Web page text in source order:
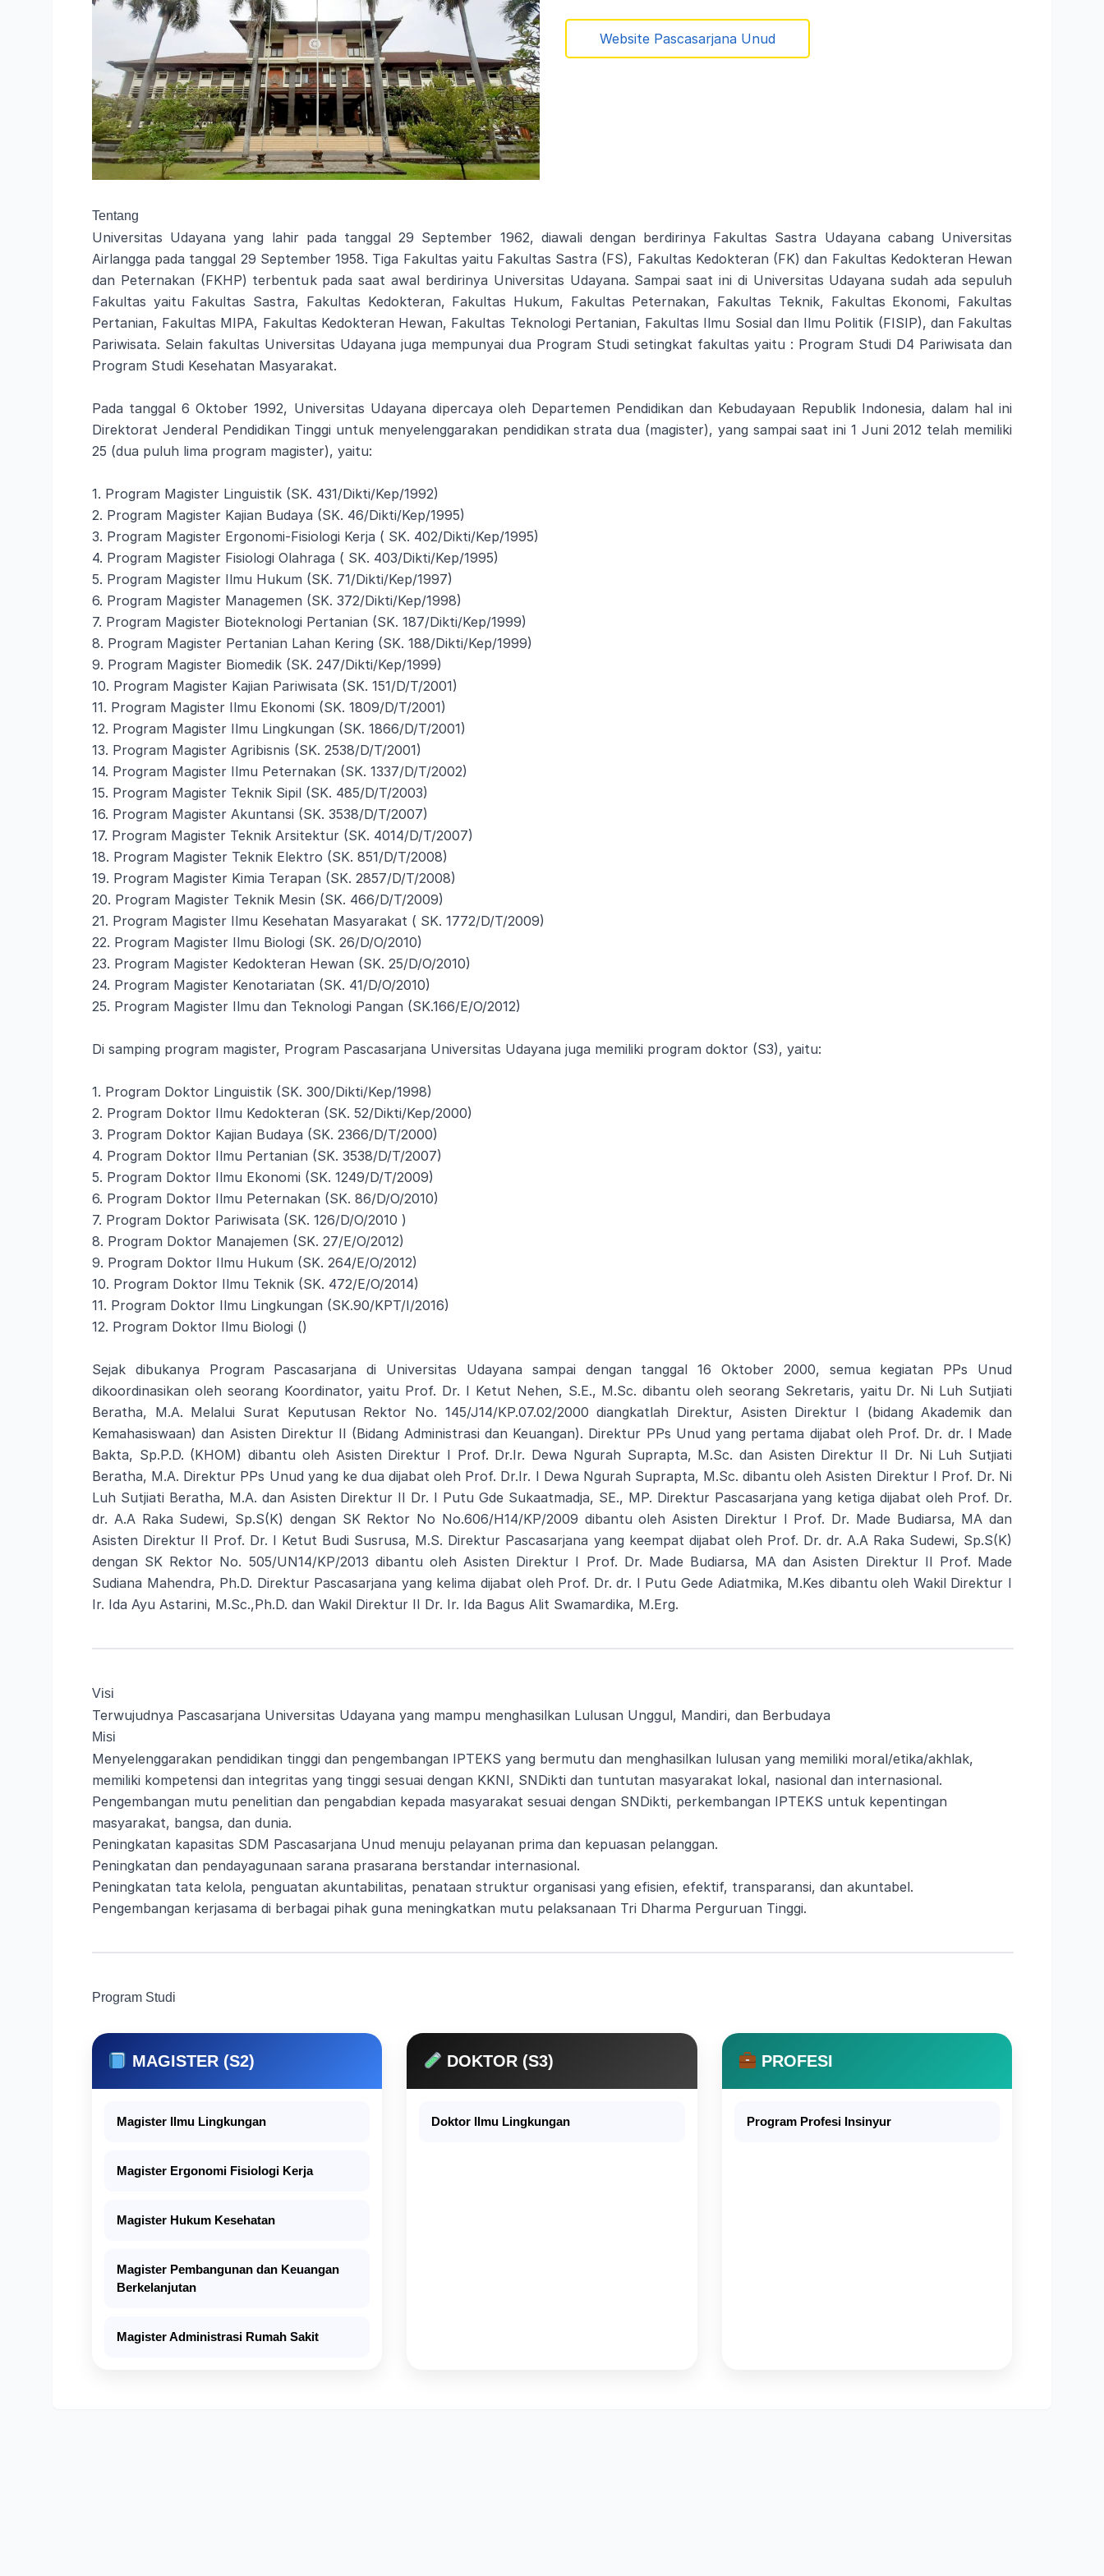
Website Pascasarjana Unud
Tentang
Universitas Udayana yang lahir pada tanggal 29 September 1962, diawali dengan berdirinya Fakultas Sastra Udayana cabang Universitas
Airlangga pada tanggal 29 September 1958. Tiga Fakultas yaitu Fakultas Sastra (FS), Fakultas Kedokteran (FK) dan Fakultas Kedokteran Hewan
dan Peternakan (FKHP) terbentuk pada saat awal berdirinya Universitas Udayana. Sampai saat ini di Universitas Udayana sudah ada sepuluh
Fakultas yaitu Fakultas Sastra, Fakultas Kedokteran, Fakultas Hukum, Fakultas Peternakan, Fakultas Teknik, Fakultas Ekonomi, Fakultas
Pertanian, Fakultas MIPA, Fakultas Kedokteran Hewan, Fakultas Teknologi Pertanian, Fakultas Ilmu Sosial dan Ilmu Politik (FISIP), dan Fakultas
Pariwisata. Selain fakultas Universitas Udayana juga mempunyai dua Program Studi setingkat fakultas yaitu : Program Studi D4 Pariwisata dan
Program Studi Kesehatan Masyarakat.
Pada tanggal 6 Oktober 1992, Universitas Udayana dipercaya oleh Departemen Pendidikan dan Kebudayaan Republik Indonesia, dalam hal ini
Direktorat Jenderal Pendidikan Tinggi untuk menyelenggarakan pendidikan strata dua (magister), yang sampai saat ini 1 Juni 2012 telah memiliki
25 (dua puluh lima program magister), yaitu:
1. Program Magister Linguistik (SK. 431/Dikti/Kep/1992)
2. Program Magister Kajian Budaya (SK. 46/Dikti/Kep/1995)
3. Program Magister Ergonomi-Fisiologi Kerja ( SK. 402/Dikti/Kep/1995)
4. Program Magister Fisiologi Olahraga ( SK. 403/Dikti/Kep/1995)
5. Program Magister Ilmu Hukum (SK. 71/Dikti/Kep/1997)
6. Program Magister Managemen (SK. 372/Dikti/Kep/1998)
7. Program Magister Bioteknologi Pertanian (SK. 187/Dikti/Kep/1999)
8. Program Magister Pertanian Lahan Kering (SK. 188/Dikti/Kep/1999)
9. Program Magister Biomedik (SK. 247/Dikti/Kep/1999)
10. Program Magister Kajian Pariwisata (SK. 151/D/T/2001)
11. Program Magister Ilmu Ekonomi (SK. 1809/D/T/2001)
12. Program Magister Ilmu Lingkungan (SK. 1866/D/T/2001)
13. Program Magister Agribisnis (SK. 2538/D/T/2001)
14. Program Magister Ilmu Peternakan (SK. 1337/D/T/2002)
15. Program Magister Teknik Sipil (SK. 485/D/T/2003)
16. Program Magister Akuntansi (SK. 3538/D/T/2007)
17. Program Magister Teknik Arsitektur (SK. 4014/D/T/2007)
18. Program Magister Teknik Elektro (SK. 851/D/T/2008)
19. Program Magister Kimia Terapan (SK. 2857/D/T/2008)
20. Program Magister Teknik Mesin (SK. 466/D/T/2009)
21. Program Magister Ilmu Kesehatan Masyarakat ( SK. 1772/D/T/2009)
22. Program Magister Ilmu Biologi (SK. 26/D/O/2010)
23. Program Magister Kedokteran Hewan (SK. 25/D/O/2010)
24. Program Magister Kenotariatan (SK. 41/D/O/2010)
25. Program Magister Ilmu dan Teknologi Pangan (SK.166/E/O/2012)
Di samping program magister, Program Pascasarjana Universitas Udayana juga memiliki program doktor (S3), yaitu:
1. Program Doktor Linguistik (SK. 300/Dikti/Kep/1998)
2. Program Doktor Ilmu Kedokteran (SK. 52/Dikti/Kep/2000)
3. Program Doktor Kajian Budaya (SK. 2366/D/T/2000)
4. Program Doktor Ilmu Pertanian (SK. 3538/D/T/2007)
5. Program Doktor Ilmu Ekonomi (SK. 1249/D/T/2009)
6. Program Doktor Ilmu Peternakan (SK. 86/D/O/2010)
7. Program Doktor Pariwisata (SK. 126/D/O/2010 )
8. Program Doktor Manajemen (SK. 27/E/O/2012)
9. Program Doktor Ilmu Hukum (SK. 264/E/O/2012)
10. Program Doktor Ilmu Teknik (SK. 472/E/O/2014)
11. Program Doktor Ilmu Lingkungan (SK.90/KPT/I/2016)
12. Program Doktor Ilmu Biologi ()
Sejak dibukanya Program Pascasarjana di Universitas Udayana sampai dengan tanggal 16 Oktober 2000, semua kegiatan PPs Unud
dikoordinasikan oleh seorang Koordinator, yaitu Prof. Dr. I Ketut Nehen, S.E., M.Sc. dibantu oleh seorang Sekretaris, yaitu Dr. Ni Luh Sutjiati
Beratha, M.A. Melalui Surat Keputusan Rektor No. 145/J14/KP.07.02/2000 diangkatlah Direktur, Asisten Direktur I (bidang Akademik dan
Kemahasiswaan) dan Asisten Direktur II (Bidang Administrasi dan Keuangan). Direktur PPs Unud yang pertama dijabat oleh Prof. Dr. dr. I Made
Bakta, Sp.P.D. (KHOM) dibantu oleh Asisten Direktur I Prof. Dr.Ir. Dewa Ngurah Suprapta, M.Sc. dan Asisten Direktur II Dr. Ni Luh Sutjiati
Beratha, M.A. Direktur PPs Unud yang ke dua dijabat oleh Prof. Dr.Ir. I Dewa Ngurah Suprapta, M.Sc. dibantu oleh Asisten Direktur I Prof. Dr. Ni
Luh Sutjiati Beratha, M.A. dan Asisten Direktur II Dr. I Putu Gde Sukaatmadja, SE., MP. Direktur Pascasarjana yang ketiga dijabat oleh Prof. Dr.
dr. A.A Raka Sudewi, Sp.S(K) dengan SK Rektor No No.606/H14/KP/2009 dibantu oleh Asisten Direktur I Prof. Dr. Made Budiarsa, MA dan
Asisten Direktur II Prof. Dr. I Ketut Budi Susrusa, M.S. Direktur Pascasarjana yang keempat dijabat oleh Prof. Dr. dr. A.A Raka Sudewi, Sp.S(K)
dengan SK Rektor No. 505/UN14/KP/2013 dibantu oleh Asisten Direktur I Prof. Dr. Made Budiarsa, MA dan Asisten Direktur II Prof. Made
Sudiana Mahendra, Ph.D. Direktur Pascasarjana yang kelima dijabat oleh Prof. Dr. dr. I Putu Gede Adiatmika, M.Kes dibantu oleh Wakil Direktur I
Ir. Ida Ayu Astarini, M.Sc.,Ph.D. dan Wakil Direktur II Dr. Ir. Ida Bagus Alit Swamardika, M.Erg.
Visi
Terwujudnya Pascasarjana Universitas Udayana yang mampu menghasilkan Lulusan Unggul, Mandiri, dan Berbudaya
Misi
Menyelenggarakan pendidikan tinggi dan pengembangan IPTEKS yang bermutu dan menghasilkan lulusan yang memiliki moral/etika/akhlak,
memiliki kompetensi dan integritas yang tinggi sesuai dengan KKNI, SNDikti dan tuntutan masyarakat lokal, nasional dan internasional.
Pengembangan mutu penelitian dan pengabdian kepada masyarakat sesuai dengan SNDikti, perkembangan IPTEKS untuk kepentingan
masyarakat, bangsa, dan dunia.
Peningkatan kapasitas SDM Pascasarjana Unud menuju pelayanan prima dan kepuasan pelanggan.
Peningkatan dan pendayagunaan sarana prasarana berstandar internasional.
Peningkatan tata kelola, penguatan akuntabilitas, penataan struktur organisasi yang efisien, efektif, transparansi, dan akuntabel.
Pengembangan kerjasama di berbagai pihak guna meningkatkan mutu pelaksanaan Tri Dharma Perguruan Tinggi.
Program Studi
MAGISTER (S2)
Magister Ilmu Lingkungan
Magister Ergonomi Fisiologi Kerja
Magister Hukum Kesehatan
Magister Pembangunan dan Keuangan
Berkelanjutan
Magister Administrasi Rumah Sakit
DOKTOR (S3)
Doktor Ilmu Lingkungan
PROFESI
Program Profesi Insinyur